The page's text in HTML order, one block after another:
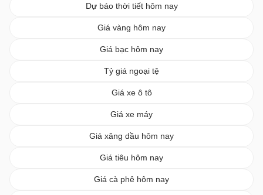
Dự báo thời tiết hôm nay
Giá vàng hôm nay
Giá bạc hôm nay
Tỷ giá ngoại tệ
Giá xe ô tô
Giá xe máy
Giá xăng dầu hôm nay
Giá tiêu hôm nay
Giá cà phê hôm nay